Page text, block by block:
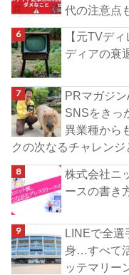
代の注意点
【元TVデ
ディアの衰
PRマガジ
SNSをきっ
異業種から
クの次なるチャレンジ
株式会社ニ
ースの書き
LINEで全選
身…すべて
ッテマリー